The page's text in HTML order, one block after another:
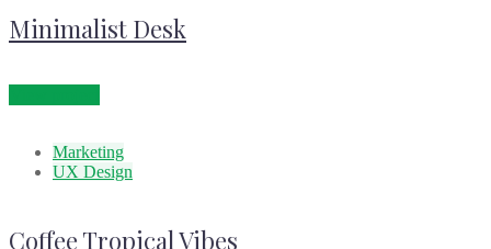
Minimalist Desk
Marketing
UX Design
Coffee Tropical Vibes